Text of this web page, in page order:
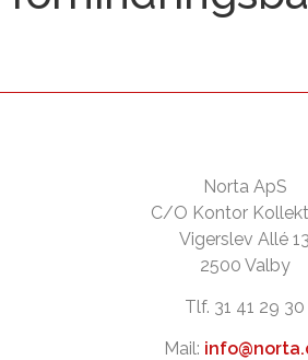
Norta ApS
C/O Kontor
Vigerslev Allé 13
2500 Valby
Tlf. 31 41 29 30
Mail: